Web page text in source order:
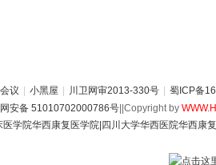
议 小黑屋 川卫网审2013-330号 蜀ICP备
安备 51010702000786号 ||Copyright by
医学院华西康复医学院|四川大学华西医院华西康